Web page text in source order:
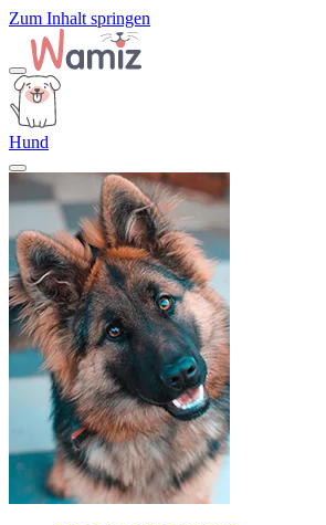
Zum Inhalt springen
Hund